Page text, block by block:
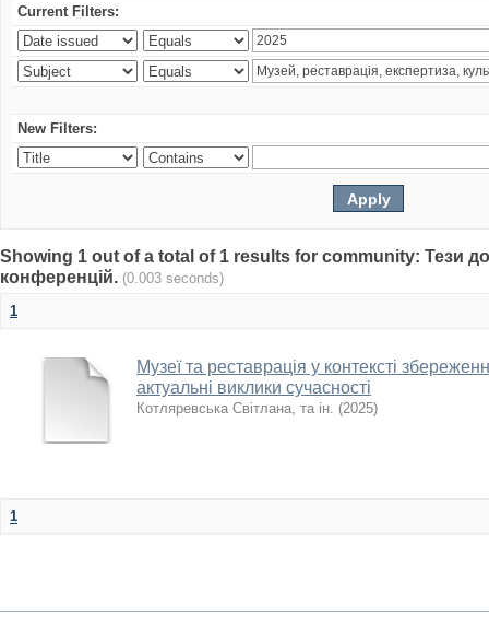
Current Filters:
New Filters:
Showing 1 out of a total of 1 results for community: Тези
конференцій. (0.003 seconds)
1
Музеї та реставрація у контексті
актуальні виклики сучасності
Котляревська Світлана, та ін. (2025)
1